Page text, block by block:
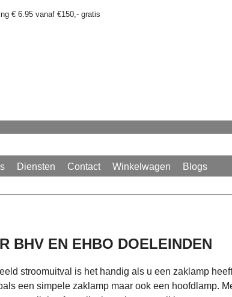
€ 6.95 vanaf €150,- gratis
Diensten Contact Winkelwagen Blogs
BHV EN EHBO DOELEINDEN
stroomuitval is het handig als u een zaklamp
een simpele zaklamp maar ook een hoofdlamp.